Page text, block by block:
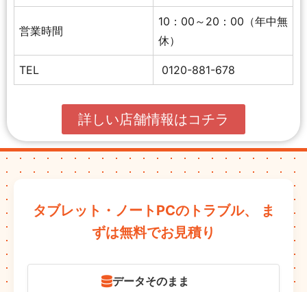
営業時間
10：00～20：00（年中無
休）
TEL 0120-881-678
詳しい店舗情報はコチラ
タブレット・ノートPCのトラブル、
ま
ずは無料でお見積り
データそのまま